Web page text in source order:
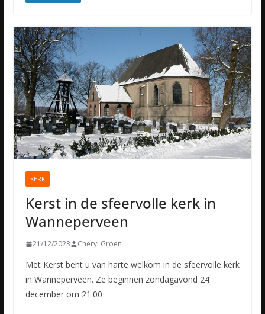
KERK
Kerst in de sfeervolle kerk in
Wanneperveen
21/12/2023 Cheryl Groen
Met Kerst bent u van harte welkom in de sfeervolle kerk
in Wanneperveen. Ze beginnen zondagavond 24
december om 21.00